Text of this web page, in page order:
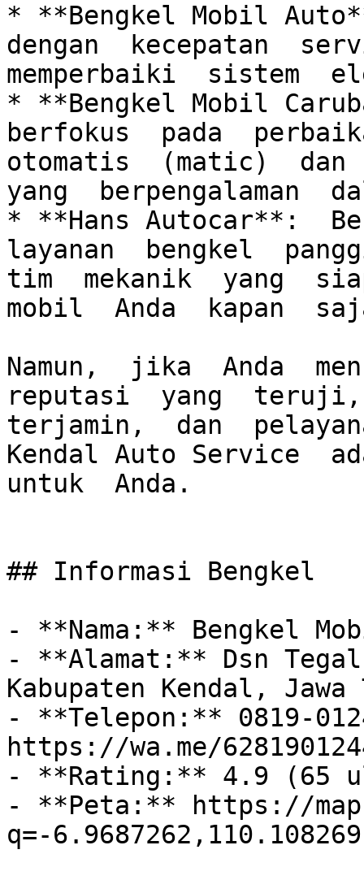
* **Bengkel Mobil
dengan  kecepatan
memperbaiki  sistem
* **Bengkel Mobil
berfokus  pada
otomatis  (matic)  dan
yang  berpengalaman
* **Hans Autocar**:
layanan  bengkel
tim  mekanik  yang
mobil  Anda  kapan
Namun,  jika  Anda
reputasi  yang
terjamin,  dan
Kendal Auto Service
untuk  Anda.
## Informasi Bengkel
- **Nama:** Bengkel
- **Alamat:** Dsn
Kabupaten Kendal, Jawa
- **Telepon:** 0819-
https://wa.me/
- **Rating:** 4.9 (65
- **Peta:** https://